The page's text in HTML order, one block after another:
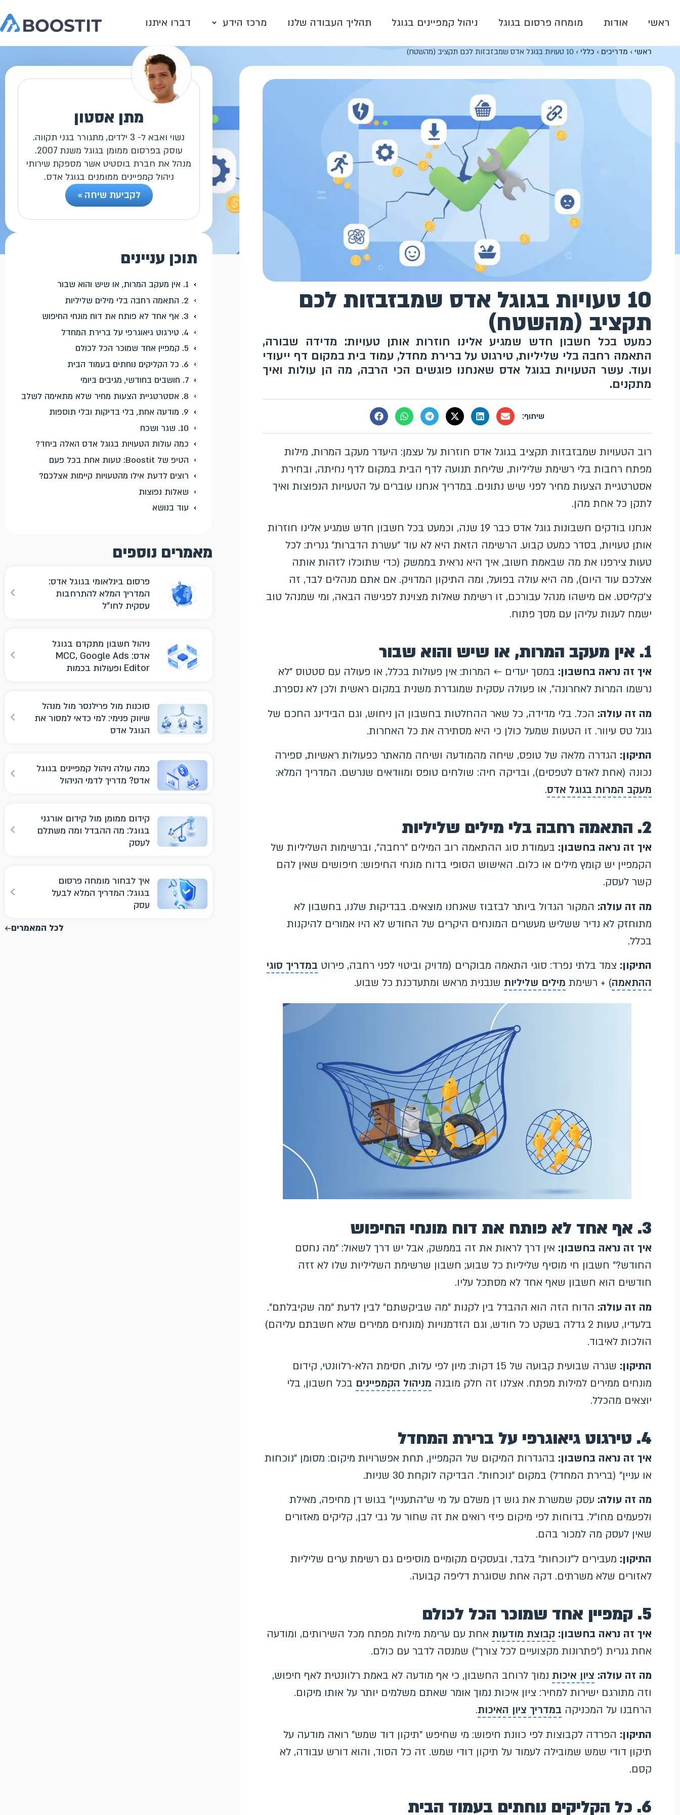
ראשי אודות מומחה פרסום בגוגל ניהול קמפיינים בגוגל תהליך העבודה שלנו מרכז הידע דברו איתנו
ראשי › מדריכים › כללי › 10 טעויות בגוגל אדס שמבזבזות לכם תקציב (מהשטח)
10 טעויות בגוגל אדס שמבזבזות לכם
תקציב (מהשטח)
כמעט בכל חשבון חדש שמגיע אלינו חוזרות אותן טעויות: מדידה שבורה,
התאמה רחבה בלי שליליות, טירגוט על ברירת מחדל, עמוד בית במקום דף ייעודי
ועוד. עשר הטעויות בגוגל אדס שאנחנו פוגשים הכי הרבה, מה הן עולות ואיך
מתקנים.
רוב הטעויות שמבזבזות תקציב בגוגל אדס חוזרות על עצמן: היעדר מעקב המרות, מילות
מפתח רחבות בלי רשימת שליליות, שליחת תנועה לדף הבית במקום לדף נחיתה, ובחירת
אסטרטגיית הצעות מחיר לפני שיש נתונים. במדריך אנחנו עוברים על הטעויות הנפוצות ואיך
לתקן כל אחת מהן.
אנחנו בודקים חשבונות גוגל אדס כבר 19 שנה, וכמעט בכל חשבון חדש שמגיע אלינו חוזרות
אותן טעויות, בסדר כמעט קבוע. הרשימה הזאת היא לא עוד "עשרת הדברות" גנרית: לכל
טעות צירפנו את מה שבאמת חשוב, איך היא נראית בממשק (כדי שתוכלו לזהות אותה
אצלכם עוד היום), מה היא עולה בפועל, ומה התיקון המדויק. אם אתם מנהלים לבד, זה
צ'קליסט. אם מישהו מנהל עבורכם, זו רשימת שאלות מצוינת לפגישה הבאה, ומי שמנהל טוב
ישמח לענות עליהן עם מסך פתוח.
1. אין מעקב המרות, או שיש והוא שבור
איך זה נראה בחשבון: במסך יעדים ← המרות: אין פעולות בכלל, או פעולה עם סטטוס "לא
נרשמו המרות לאחרונה", או פעולה עסקית שמוגדרת משנית במקום ראשית ולכן לא נספרת.
מה זה עולה: הכל. בלי מדידה, כל שאר ההחלטות בחשבון הן ניחוש, וגם הבידינג החכם של
גוגל טס עיוור. זו הטעות שמעל כולן כי היא מסתירה את כל האחרות.
התיקון: הגדרה מלאה של טופס, שיחה מהמודעה ושיחה מהאתר כפעולות ראשיות, ספירה
נכונה (אחת לאדם לטפסים), ובדיקה חיה: שולחים טופס ומוודאים שנרשם. המדריך המלא:
מעקב המרות בגוגל אדס.
2. התאמה רחבה בלי מילים שליליות
איך זה נראה בחשבון: בעמודת סוג ההתאמה רוב המילים "רחבה", וברשימות השליליות של
הקמפיין יש קומץ מילים או כלום. האישוש הסופי בדוח מונחי החיפוש: חיפושים שאין להם
קשר לעסק.
מה זה עולה: המקור הגדול ביותר לבזבוז שאנחנו מוצאים. בבדיקות שלנו, בחשבון לא
מתוחזק לא נדיר ששליש מעשרים המונחים היקרים של החודש לא היו אמורים להיקנות
בכלל.
התיקון: צמד בלתי נפרד: סוגי התאמה מבוקרים (מדויק וביטוי לפני רחבה, פירוט במדריך סוגי
ההתאמה) + רשימת מילים שליליות שנבנית מראש ומתעדכנת כל שבוע.
3. אף אחד לא פותח את דוח מונחי החיפוש
איך זה נראה בחשבון: אין דרך לראות את זה בממשק, אבל יש דרך לשאול: "מה נחסם
החודש?" חשבון חי מוסיף שליליות כל שבוע; חשבון שרשימת השליליות שלו לא זזה
חודשים הוא חשבון שאף אחד לא מסתכל עליו.
מה זה עולה: הדוח הזה הוא ההבדל בין לקנות "מה שביקשתם" לבין לדעת "מה שקיבלתם".
בלעדיו, טעות 2 גדלה בשקט כל חודש, וגם הזדמנויות (מונחים ממירים שלא חשבתם עליהם)
הולכות לאיבוד.
התיקון:
שגרה שבועית קבועה של 15 דקות: מיון לפי עלות, חסימת הלא-רלוונטי, קידום
מונחים ממירים למילות מפתח. אצלנו זה חלק מובנה מניהול הקמפיינים בכל חשבון, בלי
יוצאים מהכלל.
4. טירגוט גיאוגרפי על ברירת המחדל
איך זה נראה בחשבון: בהגדרות המיקום של הקמפיין, תחת אפשרויות מיקום: מסומן "נוכחות
או עניין" (ברירת המחדל) במקום "נוכחות". הבדיקה לוקחת 30 שניות.
מה זה עולה: עסק שמשרת את גוש דן משלם על מי ש"התעניין" בגוש דן מחיפה, מאילת
ולפעמים מחו"ל. בדוחות לפי מיקום פיזי רואים את זה שחור על גבי לבן, קליקים מאזורים
שאין לעסק מה למכור בהם.
התיקון: מעבירים ל"נוכחות" בלבד, ובעסקים מקומיים מוסיפים גם רשימת ערים שליליות
לאזורים שלא משרתים. דקה אחת שסוגרת דליפה קבועה.
5. קמפיין אחד שמוכר הכל לכולם
איך זה נראה בחשבון: קבוצת מודעות אחת עם ערימת מילות מפתח מכל השירותים, ומודעה
אחת גנרית ("פתרונות מקצועיים לכל צורך") שמנסה לדבר עם כולם.
מה זה עולה: ציון איכות נמוך לרוחב החשבון, כי אף מודעה לא באמת רלוונטית לאף חיפוש,
וזה מתורגם ישירות למחיר: ציון איכות נמוך אומר שאתם משלמים יותר על אותו מיקום.
הרחבנו על המכניקה במדריך ציון האיכות.
התיקון: הפרדה לקבוצות לפי כוונת חיפוש: מי שחיפש "תיקון דוד שמש" רואה מודעה על
תיקון דודי שמש שמובילה לעמוד על תיקון דודי שמש. זה כל הסוד, והוא דורש עבודה, לא
קסם.
6. כל הקליקים נוחתים בעמוד הבית
מתן אסטון
נשוי ואבא ל- 3 ילדים, מתגורר בגני תקווה.
עוסק בפרסום ממומן בגוגל משנת 2007.
מנהל את חברת בוסטיט אשר מספקת שירותי
ניהול קמפיינים ממומנים בגוגל אדס.
לקביעת שיחה »
תוכן עניינים
1. אין מעקב המרות, או שיש והוא שבור
2. התאמה רחבה בלי מילים שליליות
3. אף אחד לא פותח את דוח מונחי החיפוש
4. טירגוט גיאוגרפי על ברירת המחדל
5. קמפיין אחד שמוכר הכל לכולם
6. כל הקליקים נוחתים בעמוד הבית
7. חושבים בחודשי, מגיבים ביומי
8. אסטרטגיית הצעות מחיר שלא מתאימה לשלב
9. מודעה אחת, בלי בדיקות ובלי תוספות
10. שגר ושכח
כמה עולות הטעויות בגוגל אדס האלה ביחד?
הטיפ של Boostit: טעות אחת בכל פעם
רוצים לדעת אילו מהטעויות קיימות אצלכם?
שאלות נפוצות
עוד בנושא
מאמרים נוספים
פרסום בינלאומי בגוגל אדס:
המדריך המלא להתרחבות
עסקית לחו"ל
ניהול חשבון מתקדם בגוגל
אדס: MCC, Google Ads
Editor ופעולות בכמות
סוכנות מול פרילנסר מול מנהל
שיווק פנימי: למי כדאי למסור את
הגוגל אדס
כמה עולה ניהול קמפיינים בגוגל
אדס? מדריך לדמי הניהול
קידום ממומן מול קידום אורגני
בגוגל: מה ההבדל ומה משתלם
לעסק
איך לבחור מומחה פרסום
בגוגל: המדריך המלא לבעל
עסק
לכל המאמרים